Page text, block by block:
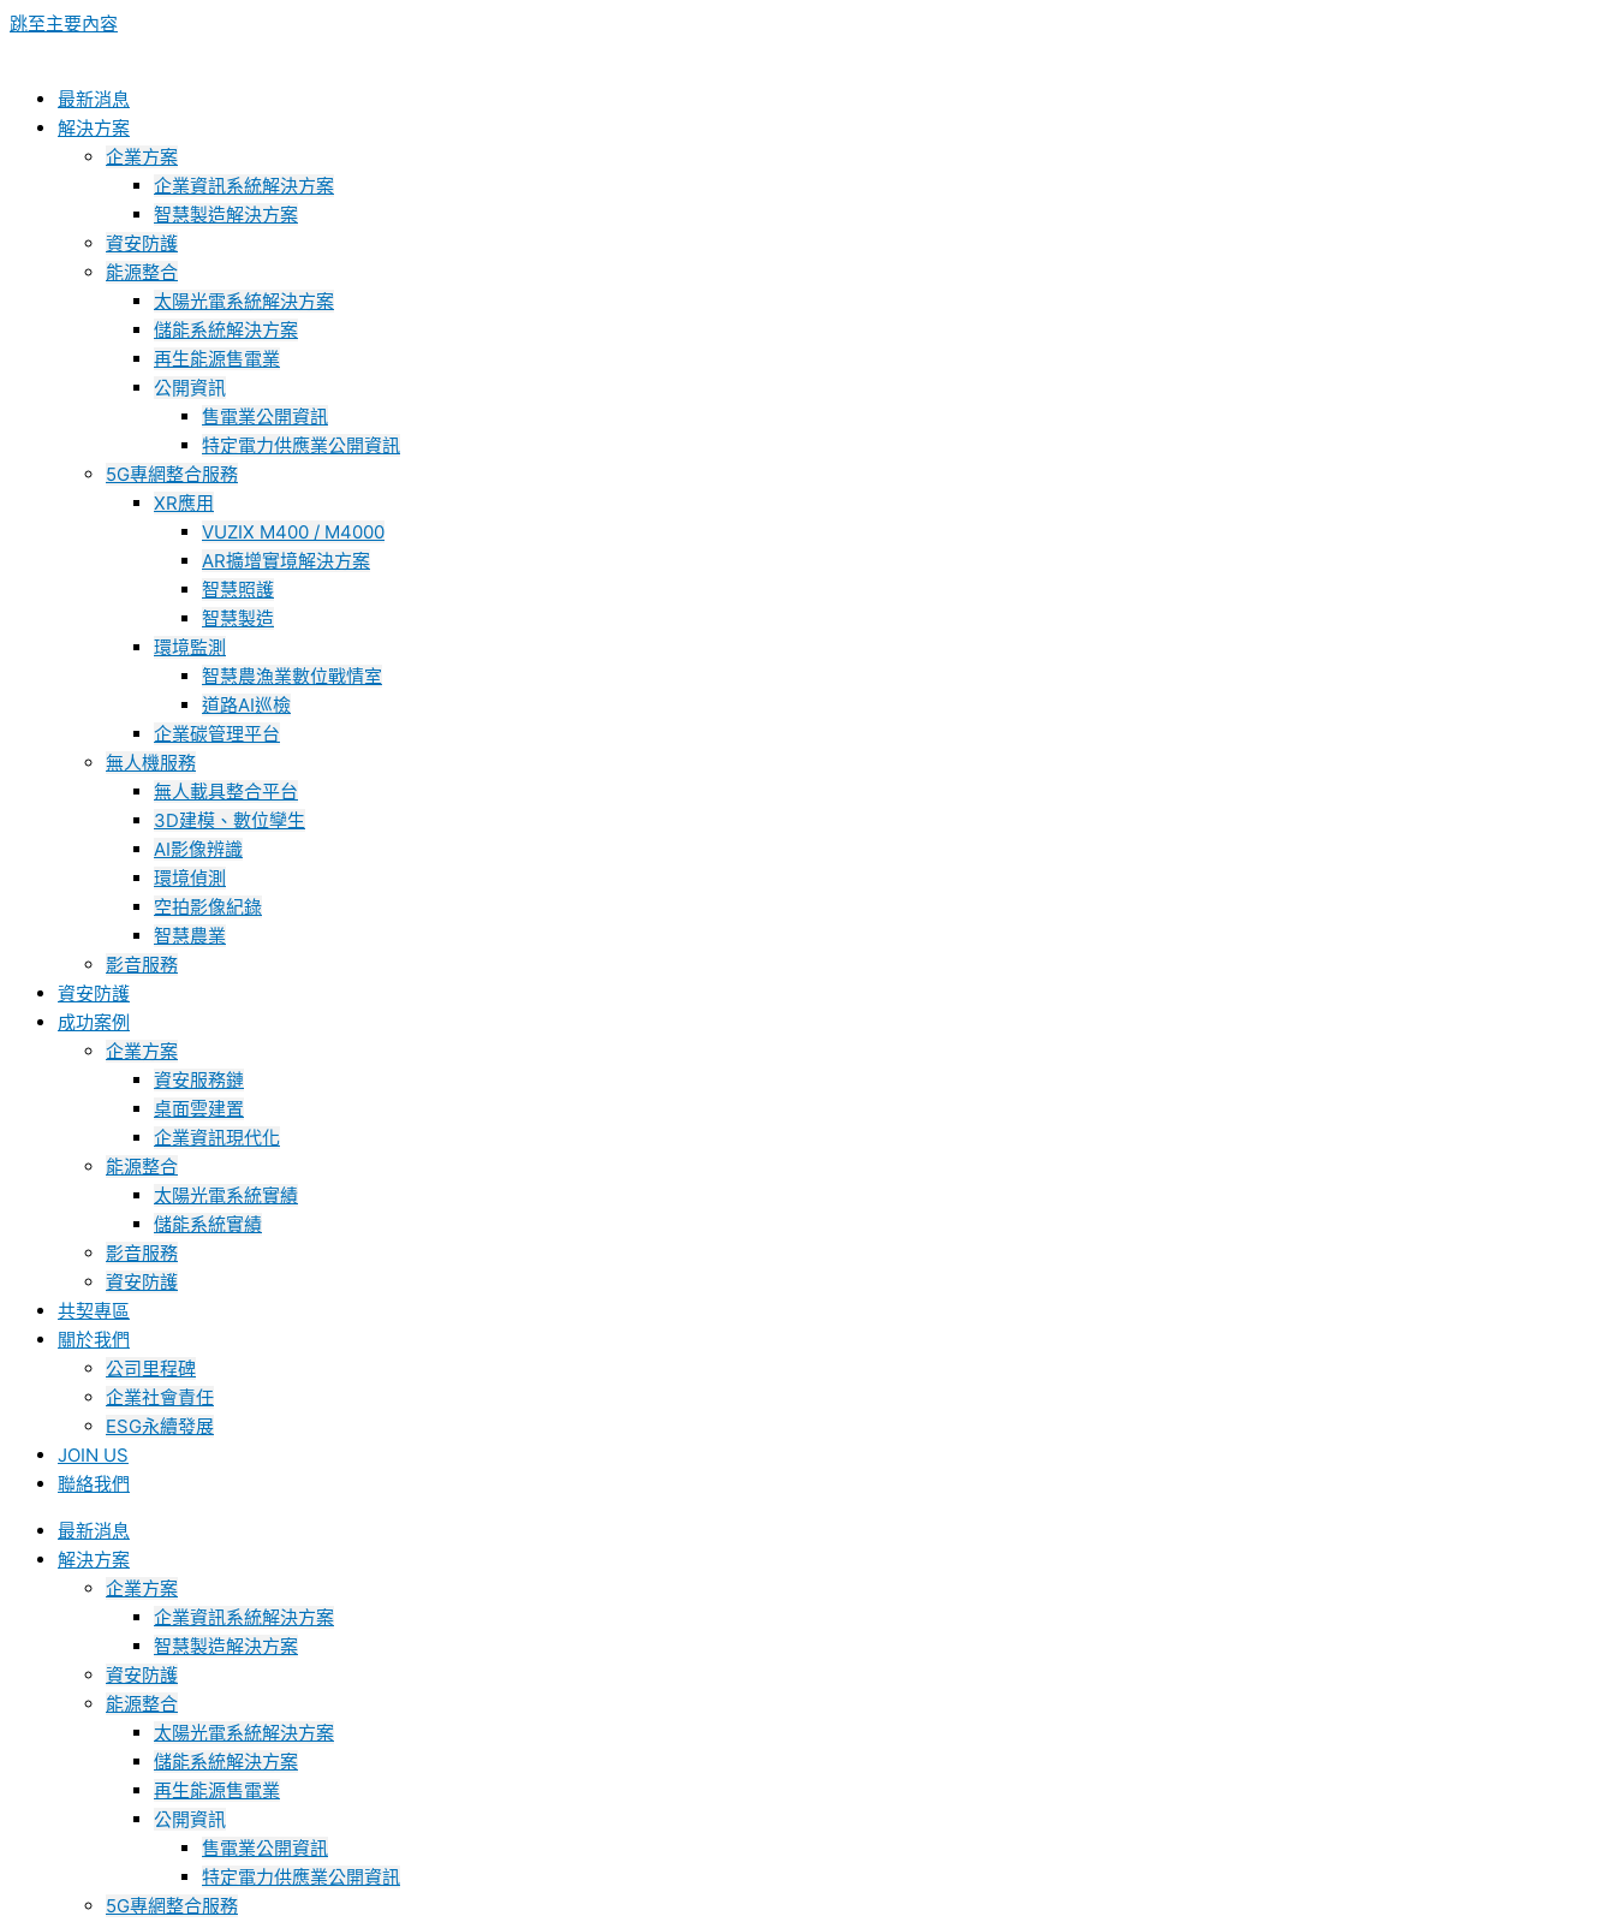
跳至主要內容
最新消息
解決方案
企業方案
企業資訊系統解決方案
智慧製造解決方案
資安防護
能源整合
太陽光電系統解決方案
儲能系統解決方案
再生能源售電業
公開資訊
售電業公開資訊
特定電力供應業公開資訊
5G專網整合服務
XR應用
VUZIX M400 / M4000
AR擴增實境解決方案
智慧照護
智慧製造
環境監測
智慧農漁業數位戰情室
道路AI巡檢
企業碳管理平台
無人機服務
無人載具整合平台
3D建模、數位孿生
AI影像辨識
環境偵測
空拍影像紀錄
智慧農業
影音服務
資安防護
成功案例
企業方案
資安服務鏈
桌面雲建置
企業資訊現代化
能源整合
太陽光電系統實績
儲能系統實績
影音服務
資安防護
共契專區
關於我們
公司里程碑
企業社會責任
ESG永續發展
JOIN US
聯絡我們
最新消息
解決方案
企業方案
企業資訊系統解決方案
智慧製造解決方案
資安防護
能源整合
太陽光電系統解決方案
儲能系統解決方案
再生能源售電業
公開資訊
售電業公開資訊
特定電力供應業公開資訊
5G專網整合服務